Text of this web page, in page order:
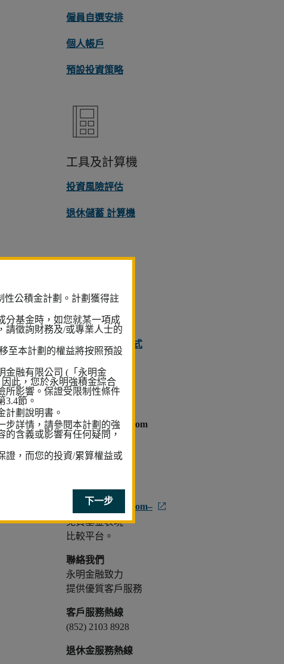
性公積金計劃。計劃獲得註
分基金時，如您就某一項成
請徵詢財務及/或專業人士的
至本計劃的權益將按照預設
金融有限公司 (「永明金
此，您於永明強積金綜合
所影響。保證受限制性條件
節。
計劃說明書。
步詳情，請參閱本計劃的強
含義或影響有任何疑問，
證，而您的投資/累算權益或
下一步
僱員自選安排
個人帳戶
預設投資策略
工具及計算機
投資風險評估
退休儲蓄 計算機
邊看邊學
多元經理投資模式
整合個人帳戶
MyMPFChoice.com
成分基金的
請瀏覽
MyMPFChoice.com–
免費基金表現
比較平台。
聯絡我們
永明金融致力
提供優質客戶服務
客戶服務熱線
(852) 2103 8928
退休金服務熱線